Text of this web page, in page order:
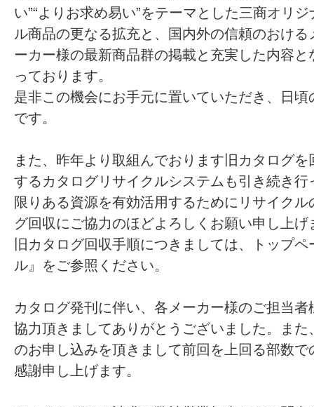
い”“よりお求め易い”をテーマとした三商オリジ
ル商品の更なる拡充と、国内外の信頼のおける
ーカー様の最新商品群の掲載と充実した内容と
っております。
是非この機会にお手元に置いていただき、日
です。
また、昨年より取組んでおります旧カタログ
するカタログリサイクルシステムも引き続き行
限りある資源を有効活用するためにリサイク
グ回収にご協力のほどよろしくお願い申し上げ
旧カタログ回収手順につきましては、トップ
ル』をご参照ください。
カタログ発刊に伴い、各メーカー様のご担当
協力頂きましてありがとうございました。ま
のお申し込みを頂きまして前回を上回る部数
感謝申し上げます。